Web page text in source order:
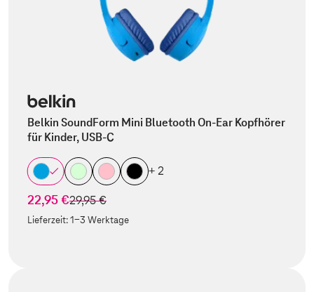
Belkin SoundForm Mini Bluetooth On-Ear Kopfhörer
für Kinder, USB-C
+ 2
22,95 €statt
29,95 €
Lieferzeit:1-3 Werktage